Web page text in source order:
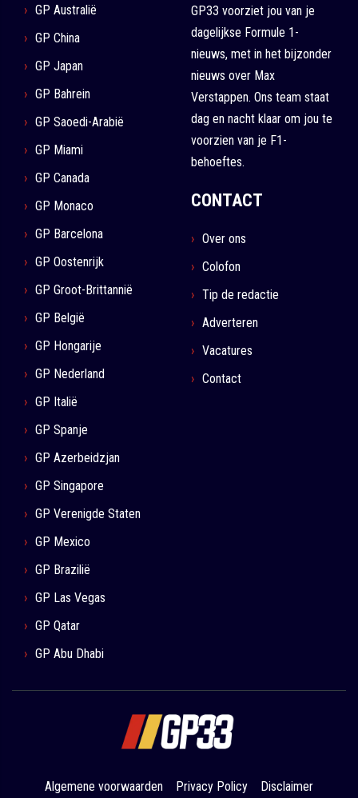
GP Australië
GP China
GP Japan
GP Bahrein
GP Saoedi-Arabië
GP Miami
GP Canada
GP Monaco
GP Barcelona
GP Oostenrijk
GP Groot-Brittannië
GP België
GP Hongarije
GP Nederland
GP Italië
GP Spanje
GP Azerbeidzjan
GP Singapore
GP Verenigde Staten
GP Mexico
GP Brazilië
GP Las Vegas
GP Qatar
GP Abu Dhabi
GP33 voorziet jou van je
dagelijkse Formule 1-
nieuws, met in het bijzonder
nieuws over Max
Verstappen. Ons team staat
dag en nacht klaar om jou te
voorzien van je F1-
behoeftes.
CONTACT
Over ons
Colofon
Tip de redactie
Adverteren
Vacatures
Contact
Algemene voorwaarden Privacy Policy Disclaimer